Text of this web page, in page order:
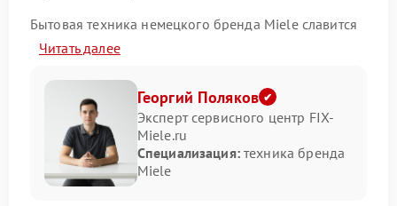
Бытовая техника немецкого бренда Miele славится
надежностью, но даже самая высококачественная
техника может выходить из строя. Вы можете
центр, который выполняет профессиональный
ремонт и обслуживание оборудования этого
бренда. Мы решаем любые технические сложности
— от незначительных сбоев до капитального
восстановления сложных узлов.
Какие поломки встречаются чаще всего?
Читать далее
Георгий Поляков
Эксперт сервисного центр FIX-
Miele.ru
Специализация:техника бренда
Miele